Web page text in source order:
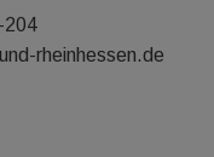
204
rheinhessen.de